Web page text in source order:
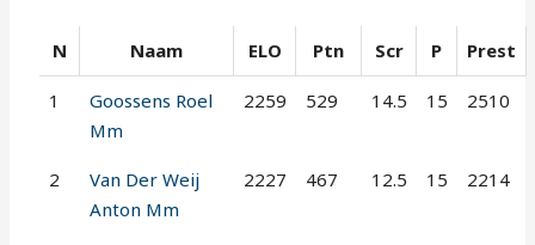
N Naam ELO Ptn Scr P Prest
1
Goossens Roel
Mm
2259 529 14.5 15 2510
2
Van Der Weij
Anton Mm
2227 467 12.5 15 2214